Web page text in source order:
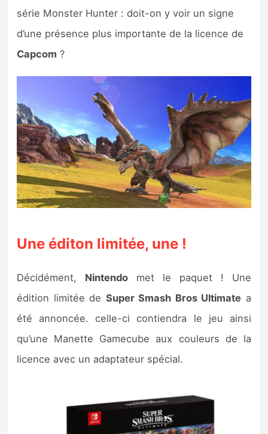
série Monster Hunter : doit-on y voir un signe
d’une présence plus importante de la licence de
Capcom ?
Une éditon limitée, une !
Décidément, Nintendo met le paquet ! Une
édition limitée de Super Smash Bros Ultimate a
été annoncée. celle-ci contiendra le jeu ainsi
qu’une Manette Gamecube aux couleurs de la
licence avec un adaptateur spécial.